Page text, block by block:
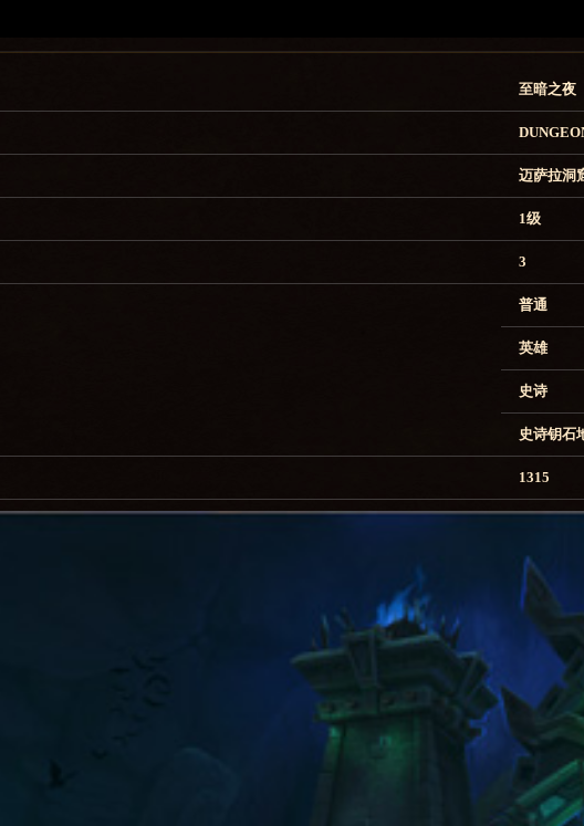
至暗之夜
迈萨拉洞
1级
3
普通
英雄
史诗
史诗钥石
1315